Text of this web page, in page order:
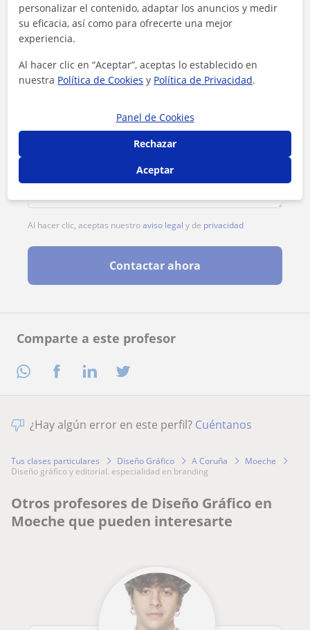
Comparte a este profesor
Al hacer clic, aceptas nuestroaviso legal y de privacidad
Contactar ahora
¿Hay algún error en este perfil? Cuéntanos
Tus clases particulares Diseño Gráfico A Coruña
Moeche
diseño gráfico y editorial. especialidad en branding
Otros profesores de Diseño Gráfico en
Moeche que pueden interesarte
personalizar el contenido, adaptar los anuncios y medir
su eficacia, así como para ofrecerte una mejor
experiencia.
Al hacer clic en “Aceptar”, aceptas lo establecido en
nuestra Política de Cookies y Política de Privacidad.
Panel de Cookies
Rechazar
Aceptar